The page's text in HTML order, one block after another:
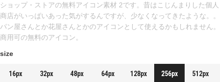
ショップ・ストアの無料アイコン素材 2です。昔はこじんまりした個人
商店がいっぱいあった気がするんですが、少なくなってきたような。。
パン屋さんとか花屋さんとかのアイコンとして使えるかもしれません。
商用可の無料のアイコン。
size
16px 32px 48px 64px 128px 256px 512px